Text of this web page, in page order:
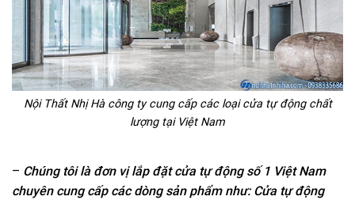
Nội Thất Nhị Hà công ty cung cấp các loại cửa tự động chất
lượng tại Việt Nam
– Chúng tôi là đơn vị lắp đặt cửa tự động số 1 Việt Nam
chuyên cung cấp các dòng sản phẩm như: Cửa tự động